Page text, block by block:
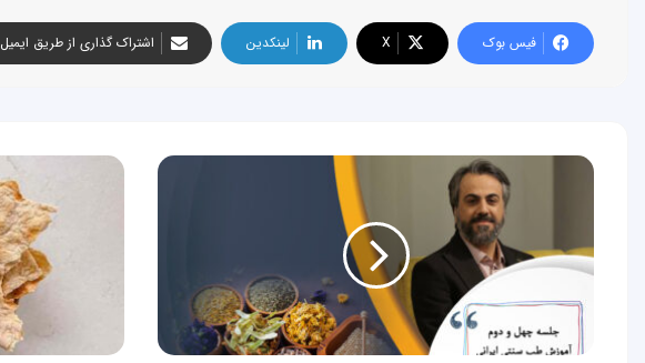
فیس بوک X لینکدین اشتراک گذاری از طریق ایمیل
جلسه
آموزش
طب
سنتی
ایرانی
لاغری